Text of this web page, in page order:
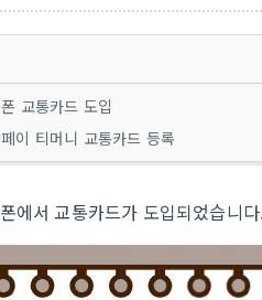
교통카드 도입
이 티머니 교통카드 등록
에서 교통카드가 도입되었습니